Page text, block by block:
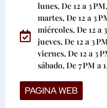
lunes, De 12 a 3
martes, De 12 a 3
miércoles, De 12 a
jueves, De 12 a 3
viernes, De 12 a 3
sábado, De 7 PM a
PAGINA WEB